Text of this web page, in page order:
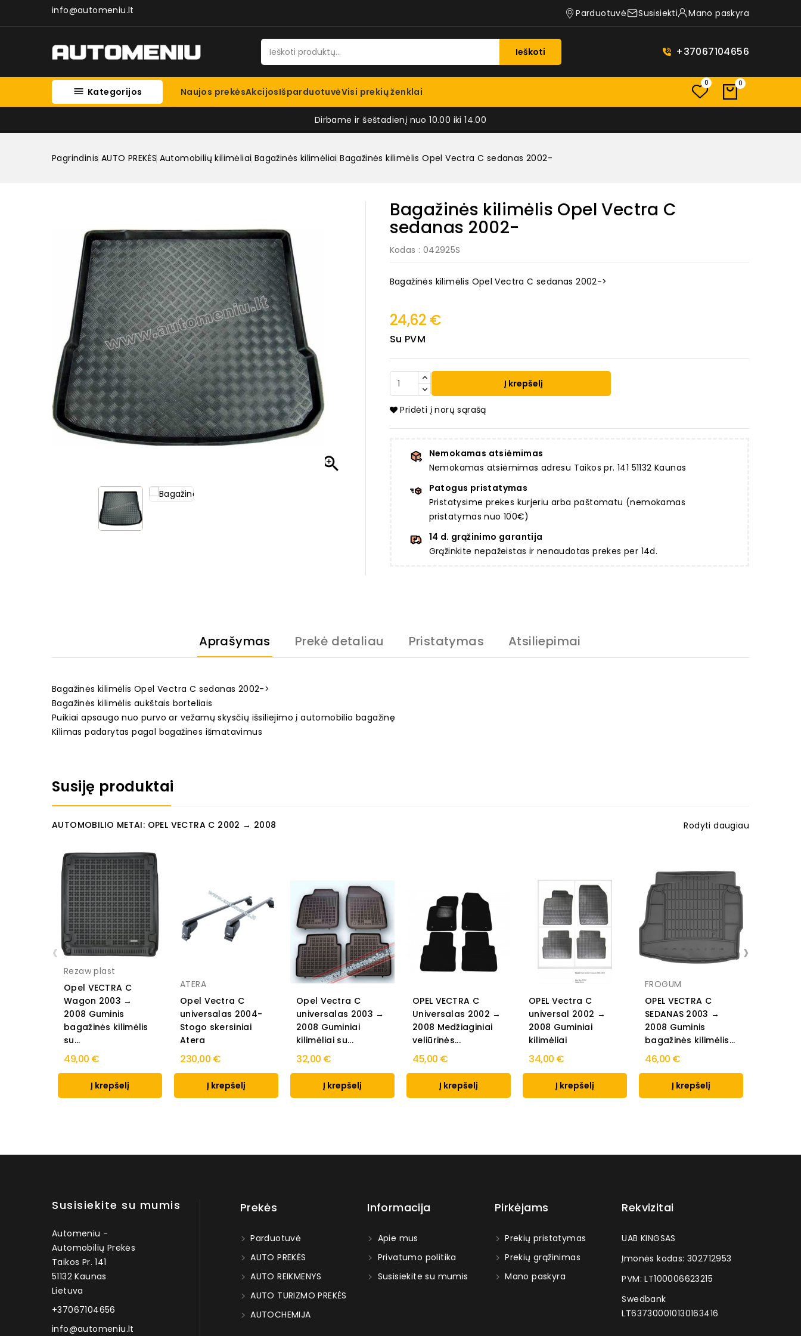
info@automeniu.lt Parduotuvė Susisiekti Mano paskyra
Ieškoti +37067104656
 Kategorijos Naujos prekėsAkcijosIšparduotuvėVisi prekių ženklai
0 0
Dirbame ir šeštadienį nuo 10.00 iki 14.00
Pagrindinis AUTO PREKĖS Automobilių kilimėliai Bagažinės kilimėliai Bagažinės kilimėlis Opel Vectra C sedanas 2002-

Bagažinės kilimėlis Opel Vectra C
sedanas 2002-
Kodas : 042925S
Bagažinės kilimėlis Opel Vectra C sedanas 2002->
24,62 €
Su PVM
Į krepšelį
Pridėti į norų sąrašą
Nemokamas atsiėmimas
Nemokamas atsiėmimas adresu Taikos pr. 141 51132 Kaunas
Patogus pristatymas
Pristatysime prekes kurjeriu arba paštomatu (nemokamas
pristatymas nuo 100€)
14 d. grąžinimo garantija
Grąžinkite nepažeistas ir nenaudotas prekes per 14d.
Aprašymas Prekė detaliau Pristatymas Atsiliepimai
Bagažinės kilimėlis Opel Vectra C sedanas 2002->
Bagažinės kilimėlis aukštais borteliais
Puikiai apsaugo nuo purvo ar vežamų skysčių išsiliejimo į automobilio bagažinę
Kilimas padarytas pagal bagažines išmatavimus
Susiję produktai
AUTOMOBILIO METAI: OPEL VECTRA C 2002 → 2008 Rodyti daugiau
Rezaw plast
Opel VECTRA C
Wagon 2003 →
2008 Guminis
bagažinės kilimėlis
su...
49,00 €
Į krepšelį
ATERA
Opel Vectra C
universalas 2004-
Stogo skersiniai
Atera
230,00 €
Į krepšelį
Opel Vectra C
universalas 2003 →
2008 Guminiai
kilimėliai su...
32,00 €
Į krepšelį
OPEL VECTRA C
Universalas 2002 →
2008 Medžiaginiai
veliūrinės...
45,00 €
Į krepšelį
OPEL Vectra C
universal 2002 →
2008 Guminiai
kilimėliai
34,00 €
Į krepšelį
FROGUM
OPEL VECTRA C
SEDANAS 2003 →
2008 Guminis
bagažinės kilimėlis...
46,00 €
Į krepšelį
‹ ›
Susisiekite su mumis
Automeniu -
Automobilių Prekės
Taikos Pr. 141
51132 Kaunas
Lietuva
+37067104656
info@automeniu.lt
Prekės
Parduotuvė
AUTO PREKĖS
AUTO REIKMENYS
AUTO TURIZMO PREKĖS
AUTOCHEMIJA
Informacija
Apie mus
Privatumo politika
Susisiekite su mumis
Pirkėjams
Prekių pristatymas
Prekių grąžinimas
Mano paskyra
Rekvizitai
UAB KINGSAS
Įmonės kodas: 302712953
PVM: LT100006623215
Swedbank
LT637300010130163416